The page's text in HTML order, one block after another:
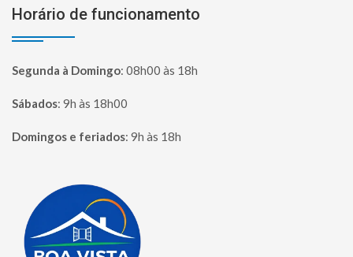
Horário de funcionamento
Segunda à Domingo: 08h00 às 18h
Sábados: 9h às 18h00
Domingos e feriados: 9h às 18h
Página inicial